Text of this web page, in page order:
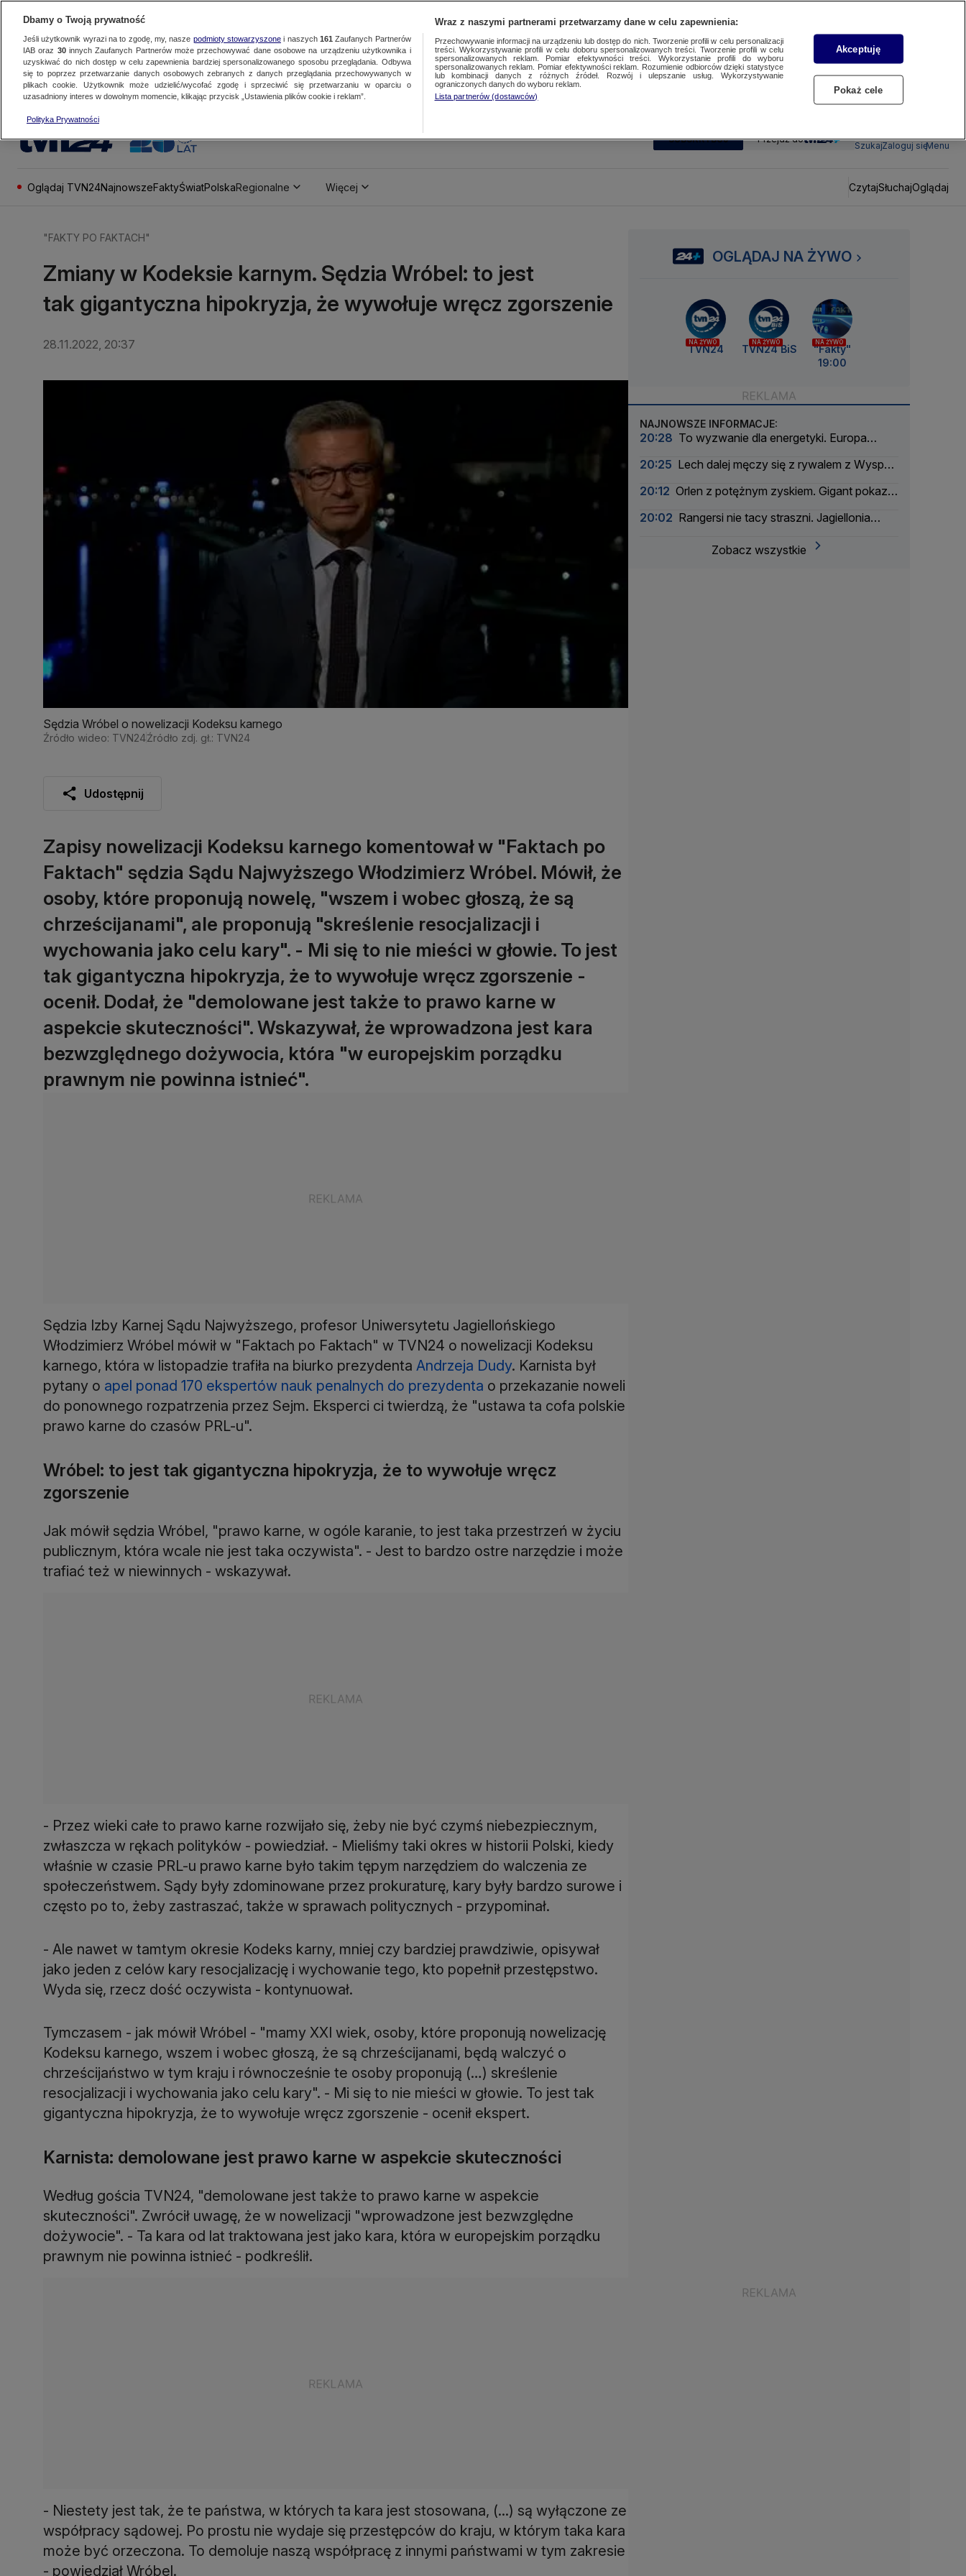
SUBSKRYBUJ Przejdź do
SzukajZaloguj sięMenu
Oglądaj TVN24NajnowszeFaktyŚwiatPolskaRegionalne Więcej CzytajSłuchajOglądaj
"FAKTY PO FAKTACH"
Zmiany w Kodeksie karnym. Sędzia Wróbel: to jest
tak gigantyczna hipokryzja, że wywołuje wręcz zgorszenie
28.11.2022, 20:37
Sędzia Wróbel o nowelizacji Kodeksu karnego
Źródło wideo: TVN24Źródło zdj. gł.: TVN24
Udostępnij
Zapisy nowelizacji Kodeksu karnego komentował w "Faktach po
Faktach" sędzia Sądu Najwyższego Włodzimierz Wróbel. Mówił, że
osoby, które proponują nowelę, "wszem i wobec głoszą, że są
chrześcijanami", ale proponują "skreślenie resocjalizacji i
wychowania jako celu kary". - Mi się to nie mieści w głowie. To jest
tak gigantyczna hipokryzja, że to wywołuje wręcz zgorszenie -
ocenił. Dodał, że "demolowane jest także to prawo karne w
aspekcie skuteczności". Wskazywał, że wprowadzona jest kara
bezwzględnego dożywocia, która "w europejskim porządku
prawnym nie powinna istnieć".
Sędzia Izby Karnej Sądu Najwyższego, profesor Uniwersytetu Jagiellońskiego
Włodzimierz Wróbel mówił w "Faktach po Faktach" w TVN24 o nowelizacji Kodeksu
karnego, która w listopadzie trafiła na biurko prezydenta Andrzeja Dudy. Karnista był
pytany o apel ponad 170 ekspertów nauk penalnych do prezydenta o przekazanie noweli
do ponownego rozpatrzenia przez Sejm. Eksperci ci twierdzą, że "ustawa ta cofa polskie
prawo karne do czasów PRL-u".
Wróbel: to jest tak gigantyczna hipokryzja, że to wywołuje wręcz
zgorszenie
Jak mówił sędzia Wróbel, "prawo karne, w ogóle karanie, to jest taka przestrzeń w życiu
publicznym, która wcale nie jest taka oczywista". - Jest to bardzo ostre narzędzie i może
trafiać też w niewinnych - wskazywał.
- Przez wieki całe to prawo karne rozwijało się, żeby nie być czymś niebezpiecznym,
zwłaszcza w rękach polityków - powiedział. - Mieliśmy taki okres w historii Polski, kiedy
właśnie w czasie PRL-u prawo karne było takim tępym narzędziem do walczenia ze
społeczeństwem. Sądy były zdominowane przez prokuraturę, kary były bardzo surowe i
często po to, żeby zastraszać, także w sprawach politycznych - przypominał.
- Ale nawet w tamtym okresie Kodeks karny, mniej czy bardziej prawdziwie, opisywał
jako jeden z celów kary resocjalizację i wychowanie tego, kto popełnił przestępstwo.
Wyda się, rzecz dość oczywista - kontynuował.
Tymczasem - jak mówił Wróbel - "mamy XXI wiek, osoby, które proponują nowelizację
Kodeksu karnego, wszem i wobec głoszą, że są chrześcijanami, będą walczyć o
chrześcijaństwo w tym kraju i równocześnie te osoby proponują (…) skreślenie
resocjalizacji i wychowania jako celu kary". - Mi się to nie mieści w głowie. To jest tak
gigantyczna hipokryzja, że to wywołuje wręcz zgorszenie - ocenił ekspert.
Karnista: demolowane jest prawo karne w aspekcie skuteczności
Według gościa TVN24, "demolowane jest także to prawo karne w aspekcie
skuteczności". Zwrócił uwagę, że w nowelizacji "wprowadzone jest bezwzględne
dożywocie". - Ta kara od lat traktowana jest jako kara, która w europejskim porządku
prawnym nie powinna istnieć - podkreślił.
- Niestety jest tak, że te państwa, w których ta kara jest stosowana, (...) są wyłączone ze
współpracy sądowej. Po prostu nie wydaje się przestępców do kraju, w którym taka kara
może być orzeczona. To demoluje naszą współpracę z innymi państwami w tym zakresie
- powiedział Wróbel.
OGLĄDAJ NA ŻYWO
NA ŻYWO
TVN24
NA ŻYWO
TVN24 BiS
NA ŻYWO
"Fakty"
19:00
NAJNOWSZE INFORMACJE:
20:28 To wyzwanie dla energetyki. Europa
20:25 Lech dalej męczy się z rywalem z Wysp
20:12 Orlen z potężnym zyskiem. Gigant pokazał
20:02 Rangersi nie tacy straszni. Jagiellonia
Zobacz wszystkie
Dbamy o Twoją prywatność
Jeśli użytkownik wyrazi na to zgodę, my, nasze podmioty stowarzyszonei naszych 161 Zaufanych Partnerów
IAB oraz 30innych Zaufanych Partnerów może przechowywać dane osobowe na urządzeniu użytkownika i
uzyskiwać do nich dostęp w celu zapewnienia bardziej spersonalizowanego sposobu przeglądania. Odbywa
się to poprzez przetwarzanie danych osobowych zebranych z danych przeglądania przechowywanych w
plikach cookie. Użytkownik może udzielić/wycofać zgodę i sprzeciwić się przetwarzaniu w oparciu o
uzasadniony interes w dowolnym momencie, klikając przycisk „Ustawienia plików cookie i reklam”.
Polityka Prywatności
Wraz z naszymi partnerami przetwarzamy dane w celu zapewnienia:
Przechowywanie informacji na urządzeniu lub dostęp do nich. Tworzenie profili w celu personalizacji
treści. Wykorzystywanie profili w celu doboru spersonalizowanych treści. Tworzenie profili w celu
spersonalizowanych reklam. Pomiar efektywności treści. Wykorzystanie profili do wyboru
spersonalizowanych reklam. Pomiar efektywności reklam. Rozumienie odbiorców dzięki statystyce
lub kombinacji danych z różnych źródeł. Rozwój i ulepszanie usług. Wykorzystywanie
ograniczonych danych do wyboru reklam.
Lista partnerów (dostawców)
Akceptuję
Pokaż cele